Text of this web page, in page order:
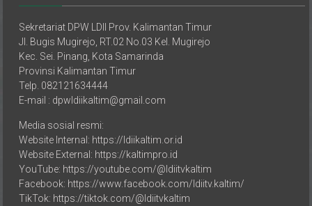
Jl. Bugis Mugirejo, RT.02 No.03 Kel. Mugirejo
Kec. Sei. Pinang, Kota Samarinda
Provinsi Kalimantan Timur
Telp. 082121634444
E-mail : dpwldiikaltim@gmail.com
Website Internal: https://ldiikaltim.or.id
Website External: https://kaltimpro.id
YouTube: https://youtube.com/@ldiitvkaltim
Facebook: https://www.facebook.com/ldiitv.kaltim/
TikTok: https://tiktok.com/@ldiitvkaltim
X: https://x.com/ldiitvkaltim